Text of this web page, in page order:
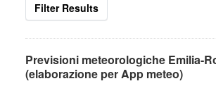
Filter Results
Previsioni meteorologiche Emilia-
(elaborazione per App meteo)